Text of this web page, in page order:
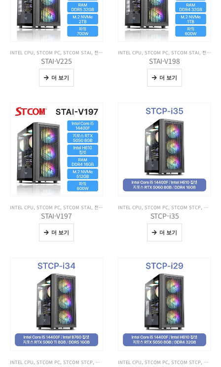
INTEL CPU, STCOM PC, STCOM STAI, 전체 제품보기
STAI-V225
더 보기
INTEL CPU, STCOM PC, STCOM STAI, 전체 제품보기
STAI-V198
더 보기
INTEL CPU, STCOM PC, STCOM STAI, 전체 제품보기
STAI-V197
더 보기
INTEL CPU, STCOM PC, STCOM STCP, 전체 제
STCP-i35
더 보기
INTEL CPU, STCOM PC, STCOM STCP, 전체 제품보기INTEL CPU, STCOM PC, STCOM STCP, 전체 제